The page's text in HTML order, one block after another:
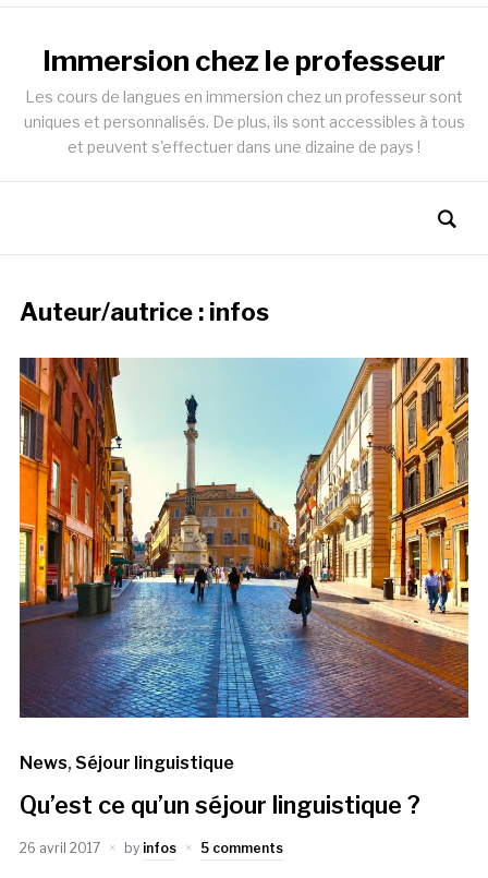
Immersion chez le professeur
Les cours de langues en immersion chez un professeur sont
uniques et personnalisés. De plus, ils sont accessibles à tous
et peuvent s'effectuer dans une dizaine de pays !
Auteur/autrice : infos
News, Séjour linguistique
Qu’est ce qu’un séjour linguistique ?
26 avril 2017 by infos 5 comments